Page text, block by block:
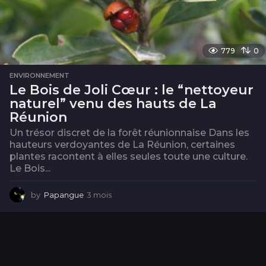
779 0
ENVIRONNEMENT
Le Bois de Joli Cœur : le “nettoyeur
naturel” venu des hauts de La
Réunion
Un trésor discret de la forêt réunionnaise Dans les
hauteurs verdoyantes de La Réunion, certaines
plantes racontent à elles seules toute une culture.
Le Bois...
by Papangue 3 mois